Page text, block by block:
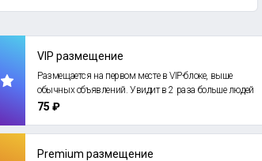
VIP размещение
Размещается на первом месте в VIP-блоке, выше
обычных объявлений. Увидит в 2 раза больше людей
75 ₽
Premium размещение